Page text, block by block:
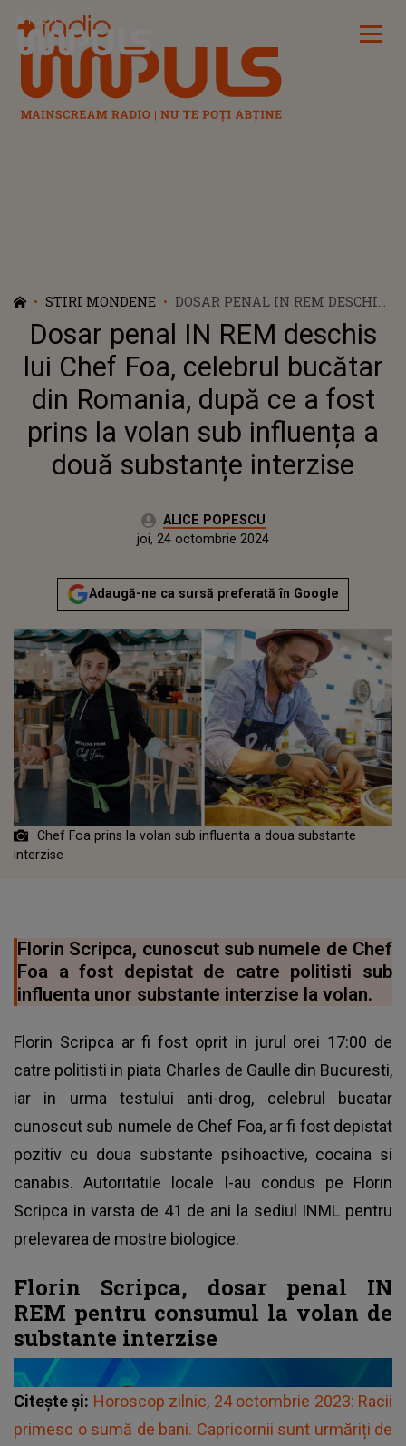
Radio Impuls
STIRI MONDENE
DOSAR PENAL IN REM DESCHIS
LUI CHEF FOA, CELEBRUL
BUCĂTAR DIN ROMANIA, DUPĂ
CE A FOST PRINS LA VOLAN
SUB INFLUENȚA A DOUĂ
SUBSTANȚE INTERZISE
Dosar penal IN REM deschis
lui Chef Foa, celebrul bucătar
din Romania, după ce a fost
prins la volan sub influența a
două substanțe interzise
Autor:ALICE POPESCU
marți, 24 octombrie 2023Actualizat:
joi, 24 octombrie 2024
Adaugă-ne ca sursă preferată în Google
Chef Foa prins la volan sub influenta a doua substante
interzise
Florin Scripca, cunoscut sub numele de Chef
Foa a fost depistat de catre politisti sub
influenta unor substante interzise la volan.
Florin Scripca ar fi fost oprit in jurul orei 17:00 de
catre politisti in piata Charles de Gaulle din Bucuresti,
iar in urma testului anti-drog, celebrul bucatar
cunoscut sub numele de Chef Foa, ar fi fost depistat
pozitiv cu doua substante psihoactive, cocaina si
canabis. Autoritatile locale l-au condus pe Florin
Scripca in varsta de 41 de ani la sediul INML pentru
prelevarea de mostre biologice.
Florin Scripca, dosar penal IN
REM pentru consumul la volan de
substante interzise
Citește și: Horoscop zilnic, 24 octombrie 2023: Racii
primesc o sumă de bani. Capricornii sunt urmăriți de